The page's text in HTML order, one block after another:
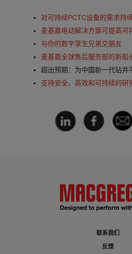
对可持续PCTC设备的需求持
麦基嘉电动解决方案可提高可
与你的数字孪生兄弟交朋友
麦基嘉全球售后服务部的新船
超出预期：为中国新一代钻井
支持安全、高效和可持续的研
联系我们
反馈